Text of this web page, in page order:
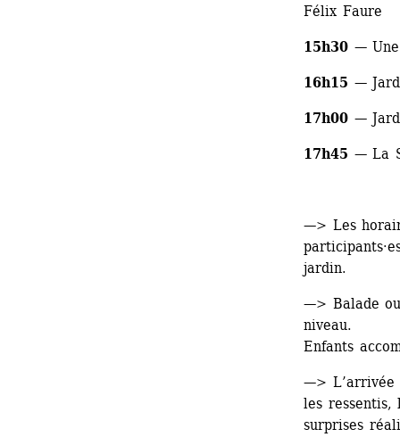
Félix Faure
15h30 —
16h15 —
17h00 —
17h45 — La
—> Les
jardin.
—> Balade
niveau.
Enfants
—> L’arrivée
les ressentis,
surprises